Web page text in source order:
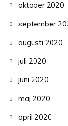
oktober 2020
september
augusti 2020
juli 2020
juni 2020
maj 2020
april 2020